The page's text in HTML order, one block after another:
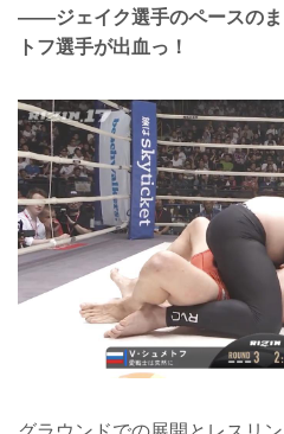
――ジェイク選手のペースのま
トフ選手が出血っ！